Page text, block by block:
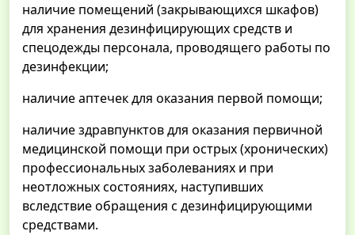
наличие помещений (закрывающихся шкафов)
для хранения дезинфицирующих средств и
спецодежды персонала, проводящего работы по
дезинфекции;
наличие аптечек для оказания первой помощи;
наличие здравпунктов для оказания первичной
медицинской помощи при острых (хронических)
профессиональных заболеваниях и при
неотложных состояниях, наступивших
вследствие обращения с дезинфицирующими
средствами.